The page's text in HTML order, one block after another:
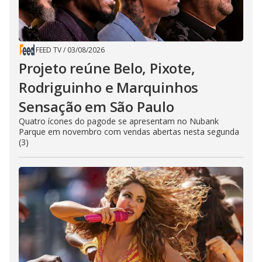
FEED TV/ 03/08/2026
Projeto reúne Belo, Pixote,
Rodriguinho e Marquinhos
Sensação em São Paulo
Quatro ícones do pagode se apresentam no Nubank
Parque em novembro com vendas abertas nesta segunda
(3)